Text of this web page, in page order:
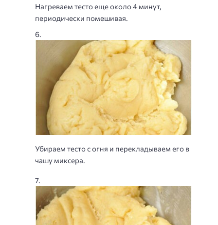
Нагреваем тесто еще около 4 минут,
периодически помешивая.
Убираем тесто с огня и перекладываем его в
чашу миксера.